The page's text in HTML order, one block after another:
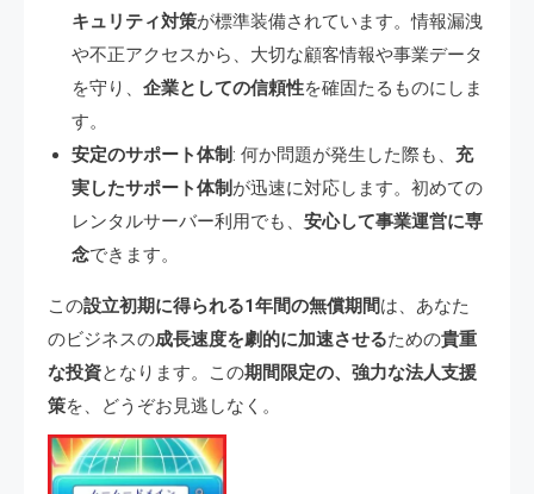
キュリティ対策が標準装備されています。情報漏洩
や不正アクセスから、大切な顧客情報や事業データ
を守り、 企業としての信頼性を確固たるものにしま
す。
安定のサポート体制: 何か問題が発生した際も、 充
実したサポート体制 が迅速に対応します。初めての
レンタルサーバー利用でも、 安心して事業運営に専
念できます。
この設立初期に得られる1年間の無償期間は、あなた
のビジネスの成長速度を劇的に加速させるための貴重
な投資となります。この期間限定の、強力な法人支援
策を、どうぞお見逃しなく。